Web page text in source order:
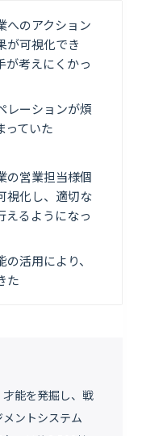
へのアクション
が可視化でき
が考えにくかっ
レーションが煩
っていた
の営業担当様個
視化し、適切な
えるようになっ
活用により、
た
能を発掘し、戦
ントシステム